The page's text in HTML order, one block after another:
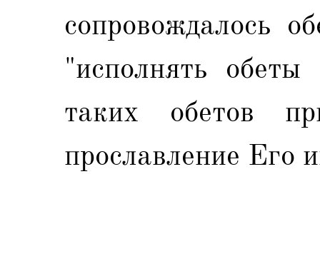
сопровождалось
"исполнять
таких обетов
прославление Его